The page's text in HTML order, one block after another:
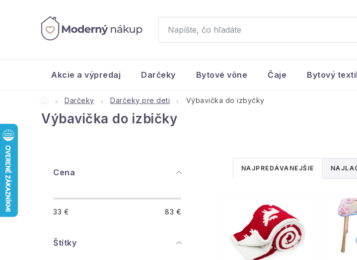
Akcie a výpredaj Darčeky Bytové vône Čaje Bytový textil
DomovDarčeky Darčeky pre deti Výbavička do izbyčky
Výbavička do izbičky
Cena
33 € 83 €
Štítky
R
a
n
NAJPREDÁVANEJŠIE